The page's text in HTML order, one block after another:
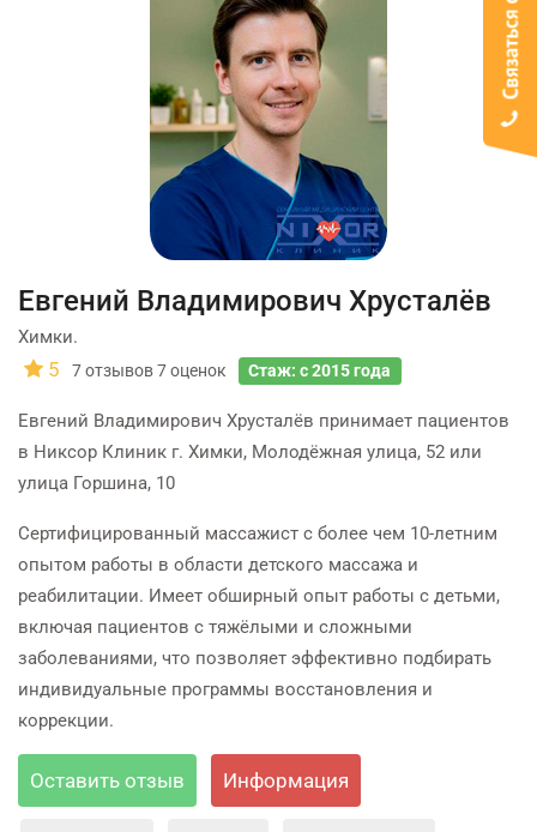
Евгений Владимирович Хрусталёв
Химки.
5 7отзывов7оценок Стаж: с 2015 года
Евгений Владимирович Хрусталёв принимает пациентов
в Никсор Клиник г. Химки, Молодёжная улица, 52 или
улица Горшина, 10
Cертифицированный массажист с более чем 10‑летним
опытом работы в области детского массажа и
реабилитации. Имеет обширный опыт работы с детьми,
включая пациентов с тяжёлыми и сложными
заболеваниями, что позволяет эффективно подбирать
индивидуальные программы восстановления и
коррекции.
Оставить отзыв Информация